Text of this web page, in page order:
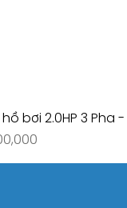
bơi 2.0HP 3 Pha -